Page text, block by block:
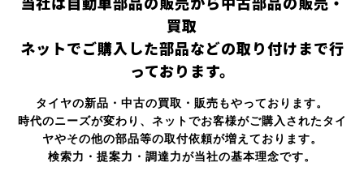
買取
ネットでご購入した部品などの取り付けまで行
っております。
タイヤの新品・中古の買取・販売もやっております。
時代のニーズが変わり、ネットでお客様がご購入されたタイ
ヤやその他の部品等の取付依頼が増えております。
検索力・提案力・調達力が当社の基本理念です。